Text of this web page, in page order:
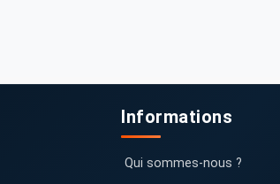
Informations
Qui sommes-nous ?